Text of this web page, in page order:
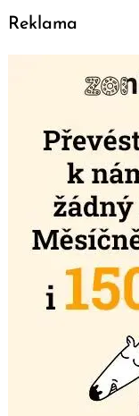
Reklama